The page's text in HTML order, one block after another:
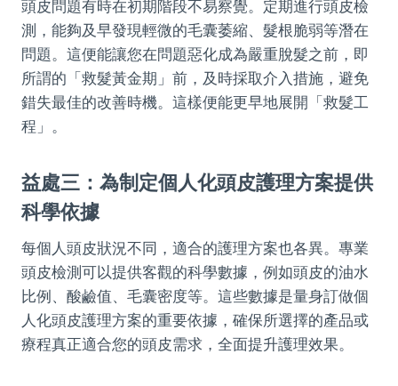
頭皮問題有時在初期階段不易察覺。定期進行頭皮檢
測，能夠及早發現輕微的毛囊萎縮、髮根脆弱等潛在
問題。這便能讓您在問題惡化成為嚴重脫髮之前，即
所謂的「救髮黃金期」前，及時採取介入措施，避免
錯失最佳的改善時機。這樣便能更早地展開「救髮工
程」。
益處三：為制定個人化頭皮護理方案提供
科學依據
每個人頭皮狀況不同，適合的護理方案也各異。專業
頭皮檢測可以提供客觀的科學數據，例如頭皮的油水
比例、酸鹼值、毛囊密度等。這些數據是量身訂做個
人化頭皮護理方案的重要依據，確保所選擇的產品或
療程真正適合您的頭皮需求，全面提升護理效果。